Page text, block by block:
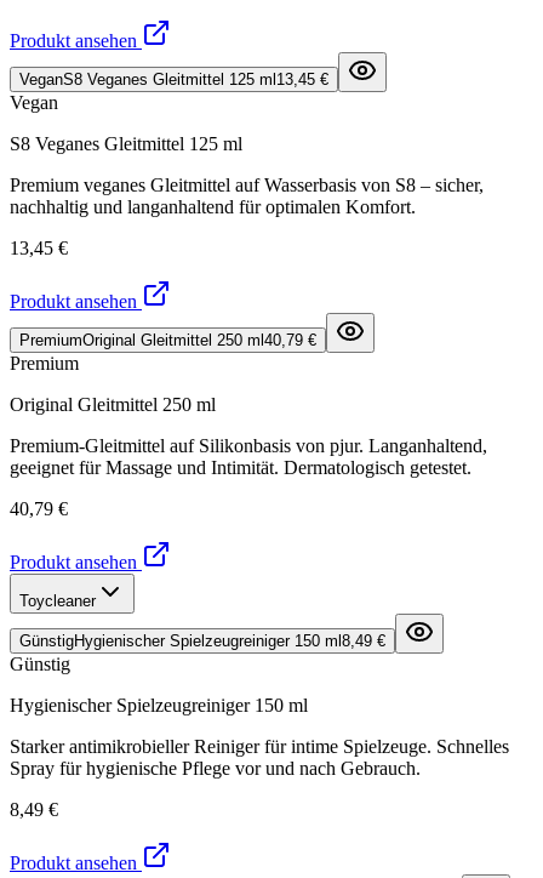
Produkt ansehen
VeganS8 Veganes Gleitmittel 125 ml 13,45 €
Vegan
S8 Veganes Gleitmittel 125 ml
Premium veganes Gleitmittel auf Wasserbasis von S8 – sicher,
nachhaltig und langanhaltend für optimalen Komfort.
13,45 €
Produkt ansehen
PremiumOriginal Gleitmittel 250 ml 40,79 €
Premium
Original Gleitmittel 250 ml
Premium-Gleitmittel auf Silikonbasis von pjur. Langanhaltend,
geeignet für Massage und Intimität. Dermatologisch getestet.
40,79 €
Produkt ansehen
Toycleaner
GünstigHygienischer Spielzeugreiniger 150 ml 8,49 €
Günstig
Hygienischer Spielzeugreiniger 150 ml
Starker antimikrobieller Reiniger für intime Spielzeuge. Schnelles
Spray für hygienische Pflege vor und nach Gebrauch.
8,49 €
Produkt ansehen